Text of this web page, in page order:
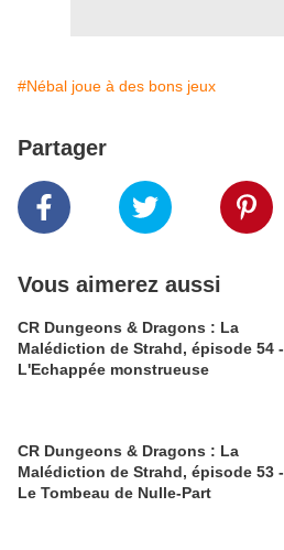
#Nébal joue à des bons jeux
Partager
Vous aimerez aussi
CR Dungeons & Dragons : La
Malédiction de Strahd, épisode 54 -
L'Echappée monstrueuse
CR Dungeons & Dragons : La
Malédiction de Strahd, épisode 53 -
Le Tombeau de Nulle-Part